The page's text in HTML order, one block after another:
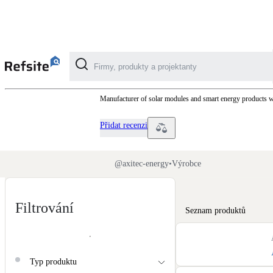
AXITEC
Manufacturer of solar modules and smart energy
Přidat recenzi
@axitec-energy•Výrobce
Filtrování
Typ produktu
Seznam produktů